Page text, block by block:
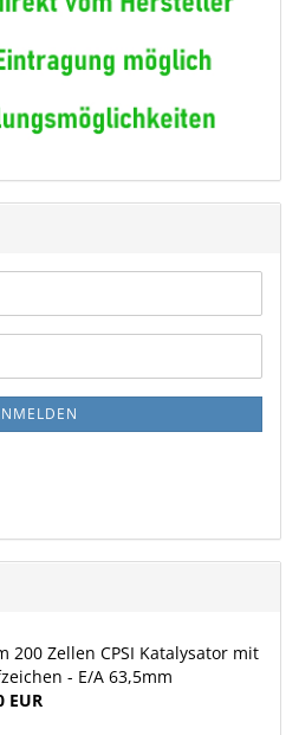
200 Zellen CPSI Katalysator mit
- E/A 63,5mm
EUR